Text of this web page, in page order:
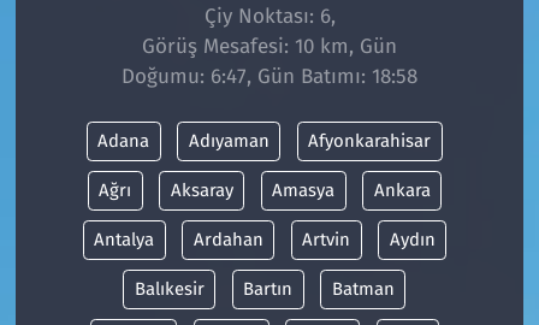
Çiy Noktası: 6,
Görüş Mesafesi: 10 km, Gün
Doğumu: 6:47, Gün Batımı: 18:58
Adana Adıyaman Afyonkarahisar
Ağrı Aksaray Amasya Ankara
Antalya Ardahan Artvin Aydın
Balıkesir Bartın Batman